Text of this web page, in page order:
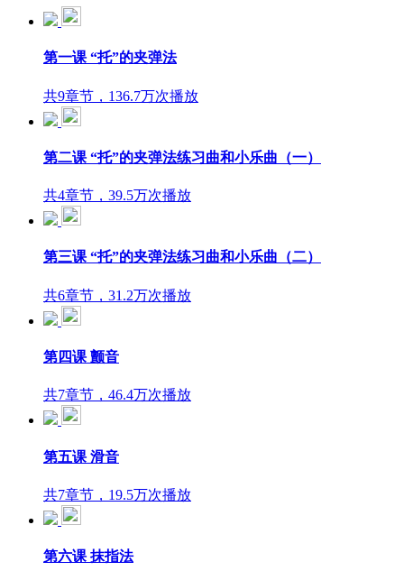
第一课 “托”的夹弹法
共9章节，136.7万次播放
第二课 “托”的夹弹法练习曲和小乐曲（一）
共4章节，39.5万次播放
第三课 “托”的夹弹法练习曲和小乐曲（二）
共6章节，31.2万次播放
第四课 颤音
共7章节，46.4万次播放
第五课 滑音
共7章节，19.5万次播放
第六课 抹指法